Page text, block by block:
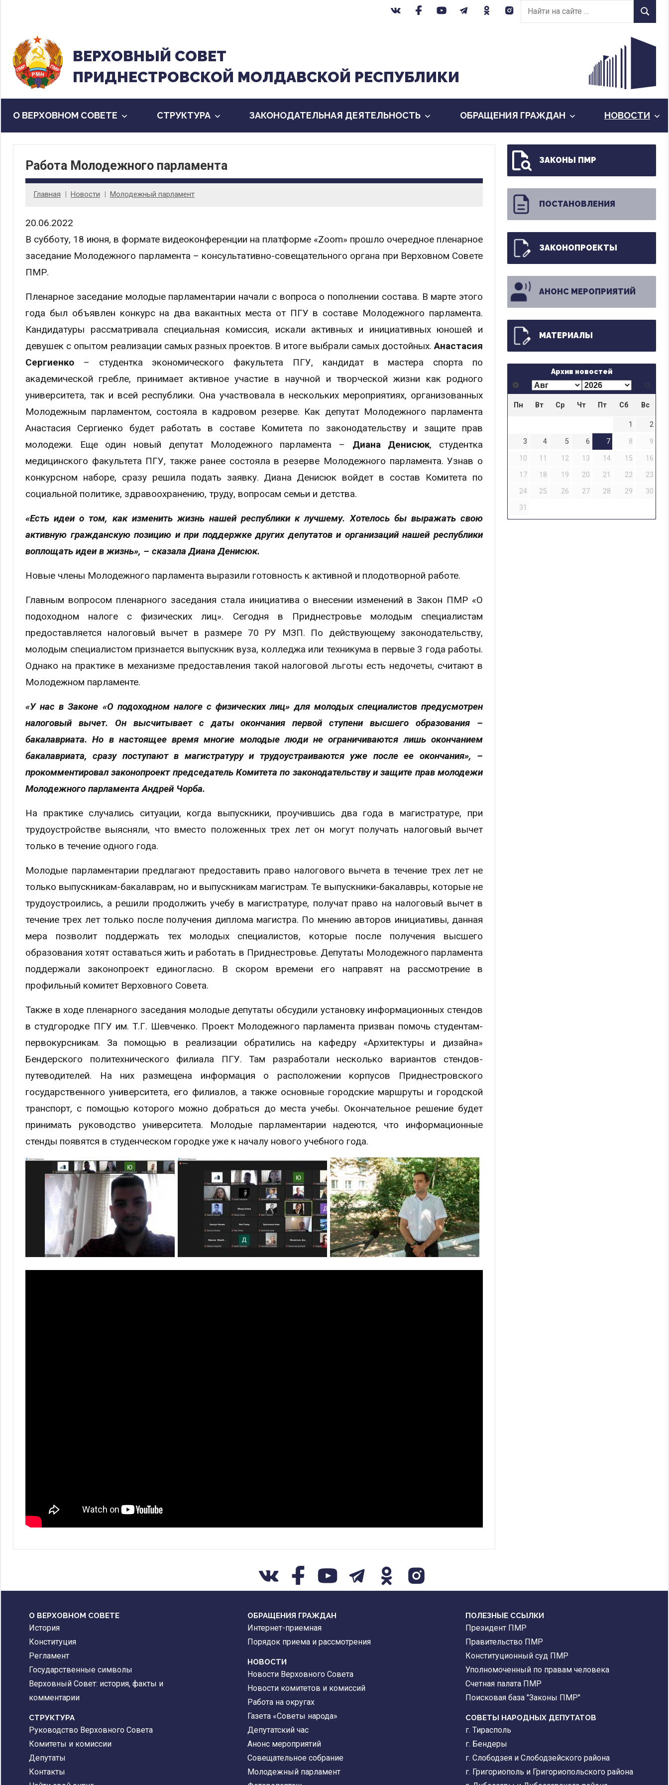
содержанию
Найти
на
Найти
ВЕРХОВНЫЙ CОВЕТ
ПРИДНЕСТРОВСКОЙ МОЛДАВСКОЙ РЕСПУБЛИКИ
О ВЕРХОВНОМ СОВЕТЕ CТРУКТУРА ЗАКОНОДАТЕЛЬНАЯ ДЕЯТЕЛЬНОСТЬ ОБРАЩЕНИЯ ГРАЖДАН НОВОСТИ
Работа Молодежного парламента
Главная Новости Молодежный парламент
20.06.2022
В субботу, 18 июня, в формате видеоконференции на платформе «Zoom» прошло очередное пленарное
заседание Молодежного парламента – консультативно-совещательного органа при Верховном Совете
ПМР.
Пленарное заседание молодые парламентарии начали с вопроса о пополнении состава. В марте этого
года был объявлен конкурс на два вакантных места от ПГУ в составе Молодежного парламента.
Кандидатуры рассматривала специальная комиссия, искали активных и инициативных юношей и
девушек с опытом реализации самых разных проектов. В итоге выбрали самых достойных.Анастасия
Сергиенко – студентка экономического факультета ПГУ, кандидат в мастера спорта по
академической гребле, принимает активное участие в научной и творческой жизни как родного
университета, так и всей республики. Она участвовала в нескольких мероприятиях, организованных
Молодежным парламентом, состояла в кадровом резерве. Как депутат Молодежного парламента
Анастасия Сергиенко будет работать в составе Комитета по законодательству и защите прав
молодежи. Еще один новый депутат Молодежного парламента – Диана Денисюк, студентка
медицинского факультета ПГУ, также ранее состояла в резерве Молодежного парламента. Узнав о
конкурсном наборе, сразу решила подать заявку. Диана Денисюк войдет в состав Комитета по
социальной политике, здравоохранению, труду, вопросам семьи и детства.
«Есть идеи о том, как изменить жизнь нашей республики к лучшему. Хотелось бы выражать свою
активную гражданскую позицию и при поддержке других депутатов и организаций нашей республики
воплощать идеи в жизнь», – сказала Диана Денисюк.
Новые члены Молодежного парламента выразили готовность к активной и плодотворной работе.
Главным вопросом пленарного заседания стала инициатива о внесении изменений в Закон ПМР «О
подоходном налоге с физических лиц». Сегодня в Приднестровье молодым специалистам
предоставляется налоговый вычет в размере 70 РУ МЗП. По действующему законодательству,
молодым специалистом признается выпускник вуза, колледжа или техникума в первые 3 года работы.
Однако на практике в механизме предоставления такой налоговой льготы есть недочеты, считают в
Молодежном парламенте.
«У нас в Законе «О подоходном налоге с физических лиц» для молодых специалистов предусмотрен
налоговый вычет. Он высчитывает с даты окончания первой ступени высшего образования –
бакалавриата. Но в настоящее время многие молодые люди не ограничиваются лишь окончанием
бакалавриата, сразу поступают в магистратуру и трудоустраиваются уже после ее окончания», –
прокомментировал законопроект председатель Комитета по законодательству и защите прав молодежи
Молодежного парламента Андрей Чорба.
На практике случались ситуации, когда выпускники, проучившись два года в магистратуре, при
трудоустройстве выясняли, что вместо положенных трех лет он могут получать налоговый вычет
только в течение одного года.
Молодые парламентарии предлагают предоставить право налогового вычета в течение трех лет не
только выпускникам-бакалаврам, но и выпускникам магистрам. Те выпускники-бакалавры, которые не
трудоустроились, а решили продолжить учебу в магистратуре, получат право на налоговый вычет в
течение трех лет только после получения диплома магистра. По мнению авторов инициативы, данная
мера позволит поддержать тех молодых специалистов, которые после получения высшего
образования хотят оставаться жить и работать в Приднестровье. Депутаты Молодежного парламента
поддержали законопроект единогласно. В скором времени его направят на рассмотрение в
профильный комитет Верховного Совета.
Также в ходе пленарного заседания молодые депутаты обсудили установку информационных стендов
в студгородке ПГУ им. Т.Г. Шевченко. Проект Молодежного парламента призван помочь студентам-
первокурсникам. За помощью в реализации обратились на кафедру «Архитектуры и дизайна»
Бендерского политехнического филиала ПГУ. Там разработали несколько вариантов стендов-
путеводителей. На них размещена информация о расположении корпусов Приднестровского
государственного университета, его филиалов, а также основные городские маршруты и городской
транспорт, с помощью которого можно добраться до места учебы. Окончательное решение будет
принимать руководство университета. Молодые парламентарии надеются, что информационные
стенды появятся в студенческом городке уже к началу нового учебного года.
ЗАКОНЫ ПМР
ПОСТАНОВЛЕНИЯ
ЗАКОНОПРОЕКТЫ
АНОНС МЕРОПРИЯТИЙ
МАТЕРИАЛЫ
Архив новостей
Пн Вт Ср Чт Пт Сб Вс
1
2
3
4 5 6 7 8
9
10
11 12 13 14 15
16
17
18 19 20 21 22
23
24
25 26 27 28 29
30
31
О ВЕРХОВНОМ СОВЕТЕ
История
Конституция
Регламент
Государственные символы
Верховный Совет: история, факты и
комментарии
CТРУКТУРА
Руководство Верховного Совета
Комитеты и комиссии
Депутаты
Контакты
ОБРАЩЕНИЯ ГРАЖДАН
Интернет-приемная
Порядок приема и рассмотрения
НОВОСТИ
Новости Верховного Совета
Новости комитетов и комиссий
Работа на округах
Газета «Советы народа»
Депутатский час
Анонс мероприятий
Совещательное собрание
Молодежный парламент
ПОЛЕЗНЫЕ ССЫЛКИ
Президент ПМР
Правительство ПМР
Конституционный суд ПМР
Уполномоченный по правам человека
Счетная палата ПМР
Поисковая база "Законы ПМР"
СОВЕТЫ НАРОДНЫХ ДЕПУТАТОВ
г. Тирасполь
г. Бендеры
г. Слободзея и Слободзейского района
г. Григориополь и Григориопольского района